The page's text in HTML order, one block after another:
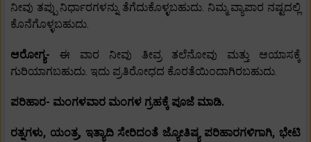
ನೀವು ತಪ್ಪು ನಿರ್ಧಾರಗಳನ್ನು ತೆಗೆದುಕೊಳ್ಳಬಹುದು. ನಿಮ್ಮ ವ್ಯಾಪಾರ ನಷ್ಟದಲ್ಲಿ
ಕೊನೆಗೊಳ್ಳಬಹುದು.
ಆರೋಗ್ಯ- ಈ ವಾರ ನೀವು ತೀವ್ರ ತಲೆನೋವು ಮತ್ತು ಆಯಾಸಕ್ಕೆ
ಗುರಿಯಾಗಬಹುದು. ಇದು ಪ್ರತಿರೋಧದ ಕೊರತೆಯಿಂದಾಗಿರಬಹುದು.
ಪರಿಹಾರ- ಮಂಗಳವಾರ ಮಂಗಳ ಗ್ರಹಕ್ಕೆ ಪೂಜೆ ಮಾಡಿ.
ರತ್ನಗಳು, ಯಂತ್ರ, ಇತ್ಯಾದಿ ಸೇರಿದಂತೆ ಜ್ಯೋತಿಷ್ಯ ಪರಿಹಾರಗಳಿಗಾಗಿ, ಭೇಟಿ